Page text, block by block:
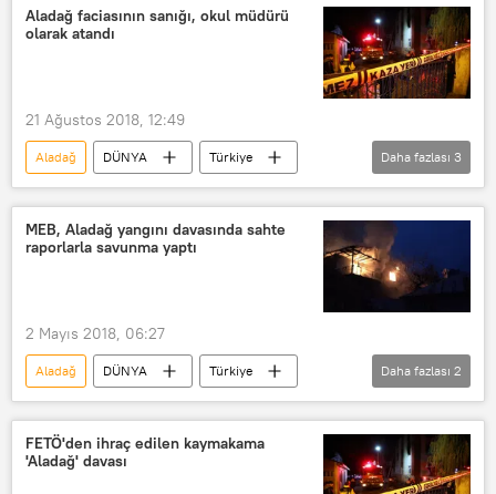
yurt yangını
Aladağ faciasının sanığı, okul müdürü
olarak atandı
21 Ağustos 2018, 12:49
Aladağ DÜNYA
Türkiye
Haberler
Adana Terfi
Daha fazlası 3
MEB, Aladağ yangını davasında sahte
raporlarla savunma yaptı
2 Mayıs 2018, 06:27
Aladağ DÜNYA
Türkiye
Haberler
Milli Eğitim Bakanlığı (MEB)
Daha fazlası 2
FETÖ'den ihraç edilen kaymakama
'Aladağ' davası